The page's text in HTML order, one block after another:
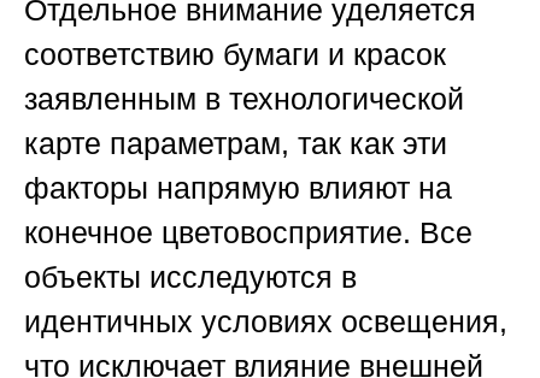
Отдельное внимание уделяется
соответствию бумаги и красок
заявленным в технологической
карте параметрам, так как эти
факторы напрямую влияют на
конечное цветовосприятие. Все
объекты исследуются в
идентичных условиях освещения,
что исключает влияние внешней